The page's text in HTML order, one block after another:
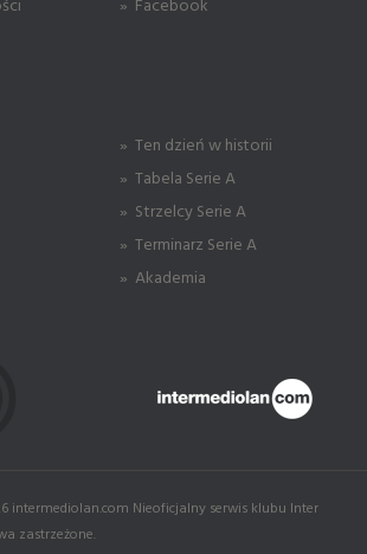
» Ten dzień w historii
» Tabela Serie A
» Strzelcy Serie A
» Terminarz Serie A
» Akademia
intermediolan.com Nieoficjalny serwis klubu Inter
zastrzeżone.